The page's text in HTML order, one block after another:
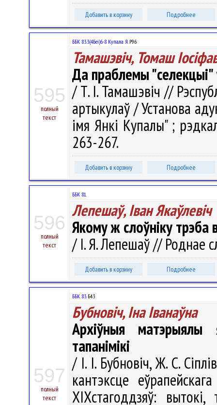
Добавить в корзину Подробнее
595
полный
текст
ББК 83.3(4Беі)6-8 Купала Я.Р96
Тамашэвіч, Томаш
Да праблемы "селекцыі"
/ Т. І. Тамашэвіч //
артыкулаў / Установа
імя Янкі Купалы" ;
263-267.
Добавить в корзину Подробнее
596
полный
текст
ББК 81.
Лепешаў, Iван Якаўлевiч
Якому ж слоўніку трэба
/ I. Я. Лепешаў // Роднае
Добавить в корзину Подробнее
597
полный
текст
ББК 83.Б43
Бубновіч, Іна Іванаўна
Архіўныя матэрыялы
тапанімікі
/ І. І. Бубновіч, Ж. С.
кантэксце
XIXстагоддзяў: